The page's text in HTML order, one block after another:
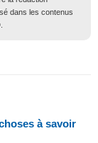
dans les contenus
à savoir